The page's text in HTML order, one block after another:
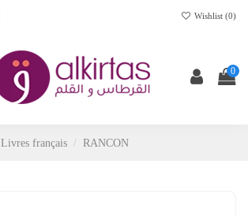
Wishlist (0)
0
Livres français RANCON